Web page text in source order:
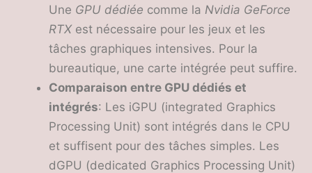
Une GPU dédiée comme la Nvidia GeForce
RTXest nécessaire pour les jeux et les
tâches graphiques intensives. Pour la
bureautique, une carte intégrée peut suffire.
Comparaison entre GPU dédiés et
intégrés: Les iGPU (integrated Graphics
Processing Unit) sont intégrés dans le CPU
et suffisent pour des tâches simples. Les
dGPU (dedicated Graphics Processing Unit)